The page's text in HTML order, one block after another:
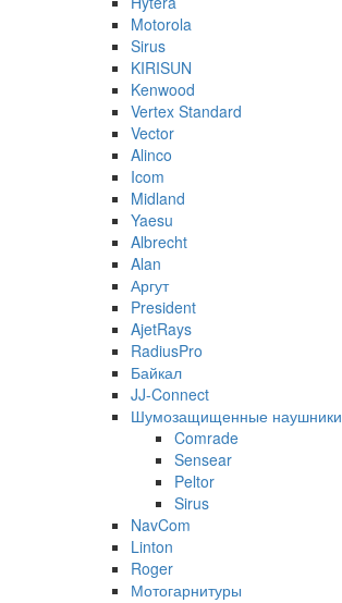
Motorola
Sirus
KIRISUN
Kenwood
Vertex Standard
Vector
Alinco
Icom
Midland
Yaesu
Albrecht
Alan
Аргут
President
AjetRays
RadiusPro
Байкал
JJ-Connect
Шумозащищенные наушники
Comrade
Sensear
Peltor
Sirus
NavCom
Linton
Roger
Мотогарнитуры